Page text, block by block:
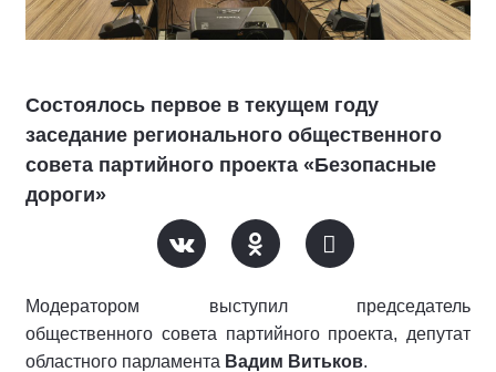
Состоялось первое в текущем году
заседание регионального общественного
совета партийного проекта «Безопасные
дороги»
Модератором выступил председатель
общественного совета партийного проекта, депутат
областного парламента Вадим Витьков.